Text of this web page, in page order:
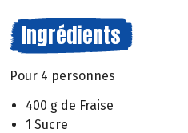
Ingrédients
Pour 4 personnes
400 g de Fraise
1 Sucre